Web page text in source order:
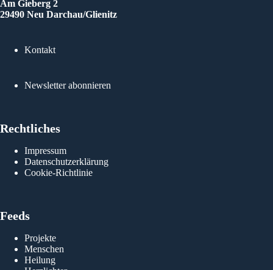
Am Gieberg 2
29490 Neu Darchau/Glienitz
Kontakt
Newsletter abonnieren
Rechtliches
Impressum
Datenschutzerklärung
Cookie-Richtlinie
Feeds
Projekte
Menschen
Heilung